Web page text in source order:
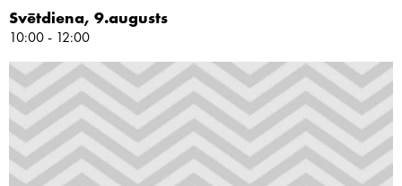
Svētdiena, 9.augusts
10:00 - 12:00